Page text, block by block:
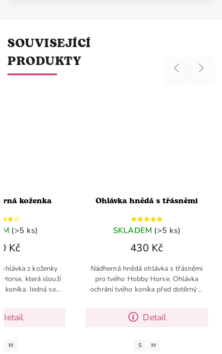
SOUVISEJÍCÍ
PRODUKTY
Previous
koženka
(>5 ks)
Kč
Detail
z koženky
která slouží
koníka. Jedná se o
M
Ohlávka hnědá s třásněmi
SKLADEM (>5 ks)
430 Kč
Detail
Nádherná hnědá ohlávka s třásněmi
pro tvého Hobby Horse. Ohlávka
ochrání tvého koníka před dotěrným
tvé výbavě neměla chybět.
S M
Next